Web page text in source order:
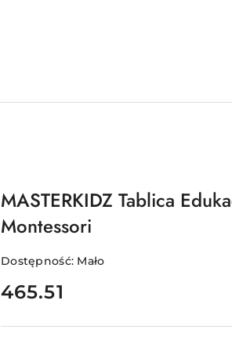
MASTERKIDZ Tablica
Montessori
Dostępność: Mało
cena:
465.51